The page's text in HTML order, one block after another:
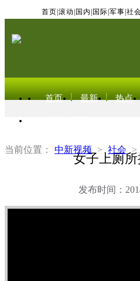
首页 滚动 国内 国际 军事 社
首页 最新 热点
当前位置： 中新视频 > 社会 >
女子上厕
发布时间：